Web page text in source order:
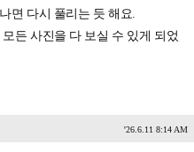
면 다시 풀리는 듯 해요.
든 사진을 다 보실 수 있게 되었
'26.6.11 8:14 AM